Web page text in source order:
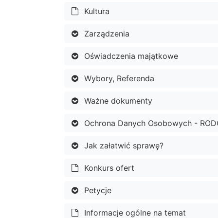
Kultura
Zarządzenia
Oświadczenia majątkowe
Wybory, Referenda
Ważne dokumenty
Ochrona Danych Osobowych -
Jak załatwić sprawę?
Konkurs ofert
Petycje
Informacje ogólne na temat